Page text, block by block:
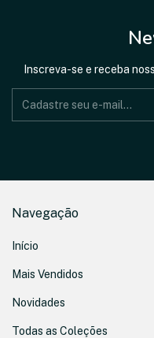
Inscreva-se e receba
Navegação
Início
Mais Vendidos
Novidades
Todas as Coleções